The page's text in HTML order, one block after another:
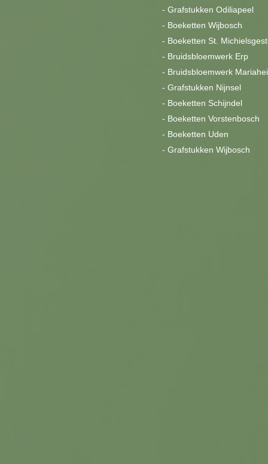
- Grafstukken Odiliapeel
- Boeketten Wijbosch
- Boeketten St.
- Bruidsbloemwerk Erp
- Bruidsbloemwerk
- Grafstukken Nijnsel
- Boeketten Schijndel
- Boeketten Vorstenbosch
- Boeketten Uden
- Grafstukken Wijbosch